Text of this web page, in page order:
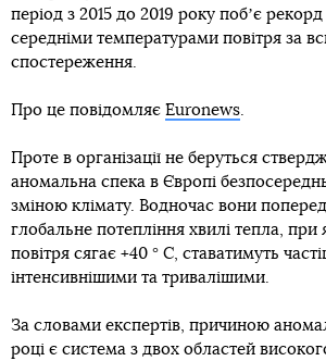
період з 2015 до 2019 року побʼє
середніми температурами повітря за
спостереження.
Про це повідомляє Euronews
Проте в організації не беруться
аномальна спека в Європі
зміною клімату. Водночас вони
глобальне потепління хвилі тепла, при
повітря сягає +40 ° C, ставатимуть
інтенсивнішими та тривалішими.
За словами експертів, причиною
році є система з двох областей